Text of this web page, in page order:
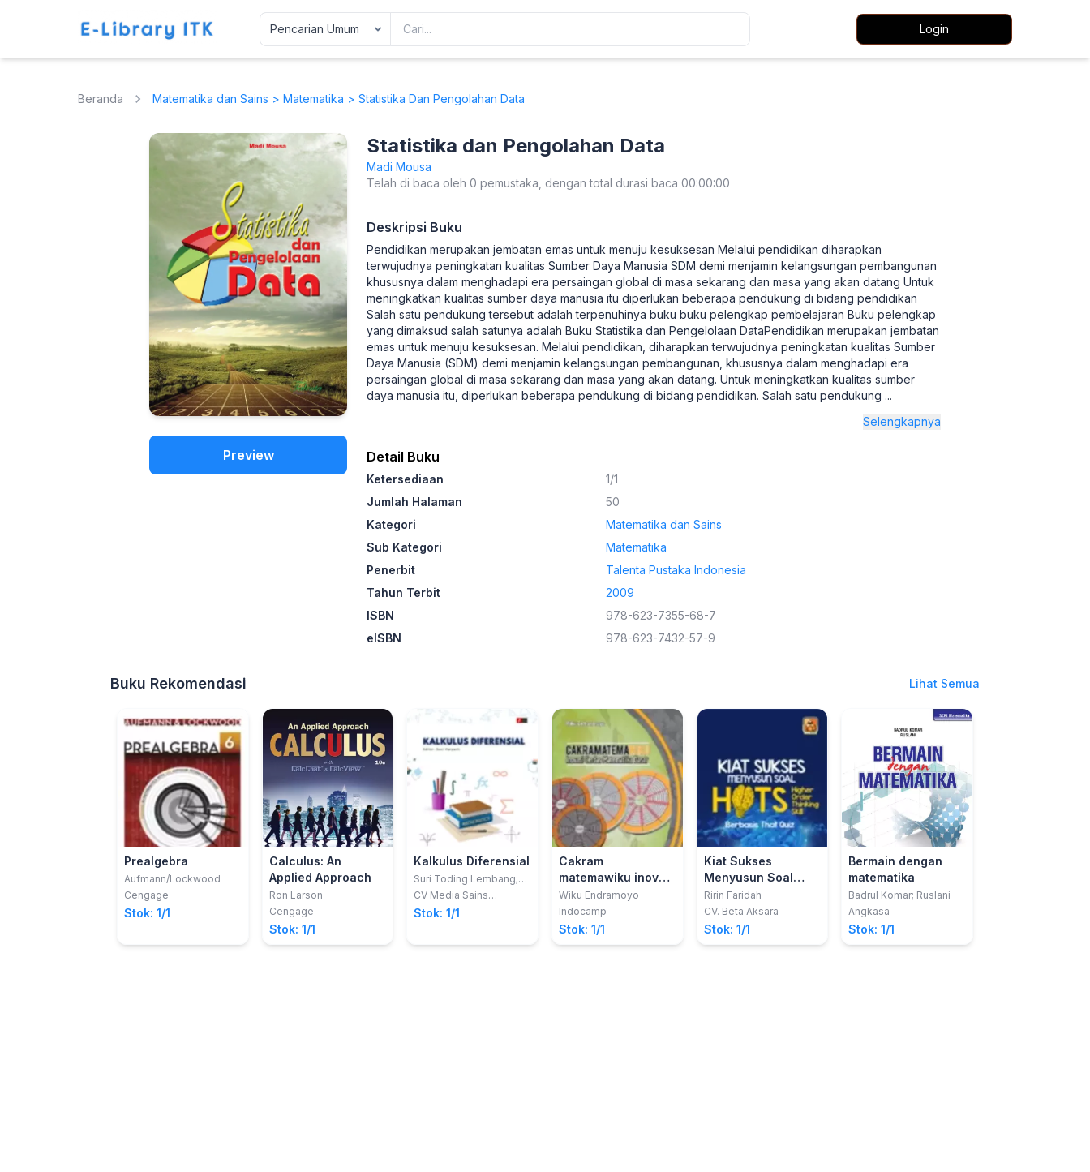
Login
Beranda Matematika dan Sains > Matematika > Statistika Dan Pengolahan Data
Preview
Statistika dan Pengolahan Data
Madi Mousa
Telah di baca oleh 0 pemustaka, dengan total durasi baca 00:00:00
Deskripsi Buku
Pendidikan merupakan jembatan emas untuk menuju kesuksesan Melalui pendidikan diharapkan
terwujudnya peningkatan kualitas Sumber Daya Manusia SDM demi menjamin kelangsungan pembangunan
khususnya dalam menghadapi era persaingan global di masa sekarang dan masa yang akan datang Untuk
meningkatkan kualitas sumber daya manusia itu diperlukan beberapa pendukung di bidang pendidikan
Salah satu pendukung tersebut adalah terpenuhinya buku buku pelengkap pembelajaran Buku pelengkap
yang dimaksud salah satunya adalah Buku Statistika dan Pengelolaan DataPendidikan merupakan jembatan
emas untuk menuju kesuksesan. Melalui pendidikan, diharapkan terwujudnya peningkatan kualitas Sumber
Daya Manusia (SDM) demi menjamin kelangsungan pembangunan, khususnya dalam menghadapi era
persaingan global di masa sekarang dan masa yang akan datang. Untuk meningkatkan kualitas sumber
daya manusia itu, diperlukan beberapa pendukung di bidang pendidikan. Salah satu pendukung ...
Selengkapnya
Detail Buku
Ketersediaan
1/1
Jumlah Halaman
50
Kategori
Matematika dan Sains
Sub Kategori
Matematika
Penerbit
Talenta Pustaka Indonesia
Tahun Terbit
2009
ISBN
978-623-7355-68-7
eISBN
978-623-7432-57-9
Buku Rekomendasi Lihat Semua
Prealgebra
Aufmann/Lockwood
Cengage
Stok: 1/1
Calculus: An
Applied Approach
Ron Larson
Cengage
Stok: 1/1
Kalkulus Diferensial
Suri Toding Lembang;
dkk
CV Media Sains
Indonesia
Stok: 1/1
Cakram
matemawiku inovasi
cerdas matematika
dasar
Wiku Endramoyo
Indocamp
Stok: 1/1
Kiat Sukses
Menyusun Soal
HOTS (Highder
Order Thinking
Skill) Berbasis That
Quiz (Mata
Ririn Faridah
CV. Beta Aksara
Stok: 1/1
Bermain dengan
matematika
Badrul Komar; Ruslani
Angkasa
Stok: 1/1